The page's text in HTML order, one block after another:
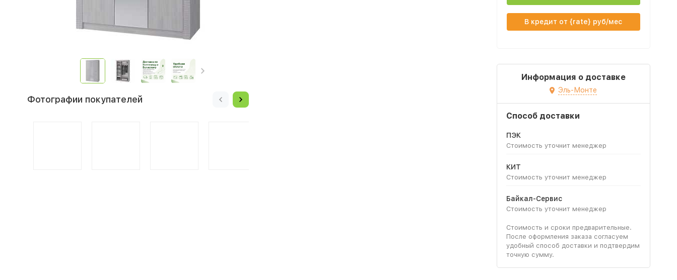
Фотографии покупателей
В кредит от {rate} руб/мес
Информация о доставке
Эль-Монте
Способ доставки
ПЭК
Стоимость уточнит менеджер
КИТ
Стоимость уточнит менеджер
Байкал-Сервис
Стоимость уточнит менеджер
Стоимость и сроки предварительные.
После оформления заказа согласуем
удобный способ доставки и подтвердим
точную сумму.